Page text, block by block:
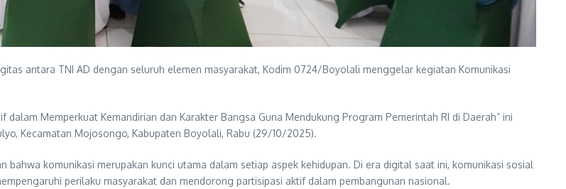
antara TNI AD dengan seluruh elemen masyarakat, Kodim 0724/Boyolali menggelar kegiatan Komunikasi
Memperkuat Kemandirian dan Karakter Bangsa Guna Mendukung Program Pemerintah RI di Daerah” ini
Kecamatan Mojosongo, Kabupaten Boyolali, Rabu (29/10/2025).
komunikasi merupakan kunci utama dalam setiap aspek kehidupan. Di era digital saat ini, komunikasi sosial
perilaku masyarakat dan mendorong partisipasi aktif dalam pembangunan nasional.